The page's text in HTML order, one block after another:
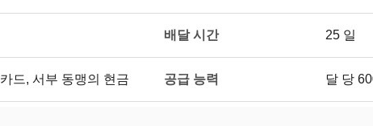
배달 시간 25 일
드, 서부 동맹의 현금 공급 능력 달 당